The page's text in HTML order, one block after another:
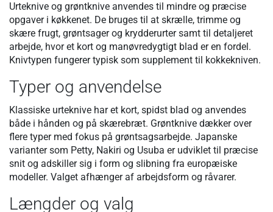
Urteknive og grøntknive anvendes til mindre og præcise
opgaver i køkkenet. De bruges til at skrælle, trimme og
skære frugt, grøntsager og krydderurter samt til detaljeret
arbejde, hvor et kort og manøvredygtigt blad er en fordel.
Knivtypen fungerer typisk som supplement til kokkekniven.
Typer og anvendelse
Klassiske urteknive har et kort, spidst blad og anvendes
både i hånden og på skærebræt. Grøntknive dækker over
flere typer med fokus på grøntsagsarbejde. Japanske
varianter som Petty, Nakiri og Usuba er udviklet til præcise
snit og adskiller sig i form og slibning fra europæiske
modeller. Valget afhænger af arbejdsform og råvarer.
Længder og valg